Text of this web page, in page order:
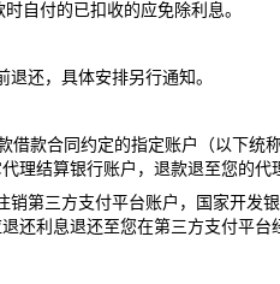
自付的已扣收的应免除利息。
退还，具体安排另行通知。
款合同约定的指定账户（以下统
结算银行账户，退款退至您的代
第三方支付平台账户，国家开发
利息退还至您在第三方支付平台